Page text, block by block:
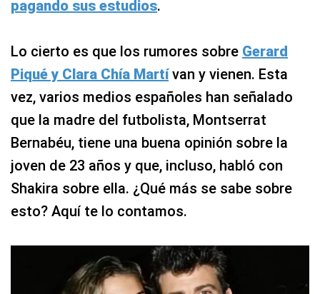
pagando sus estudios.
Lo cierto es que los rumores sobre Gerard
Piqué y Clara Chía Martívan y vienen. Esta
vez, varios medios españoles han señalado
que la madre del futbolista, Montserrat
Bernabéu, tiene una buena opinión sobre la
joven de 23 años y que, incluso, habló con
Shakira sobre ella. ¿Qué más se sabe sobre
esto? Aquí te lo contamos.